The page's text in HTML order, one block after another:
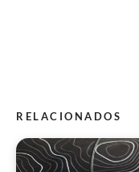
RELACIONADOS